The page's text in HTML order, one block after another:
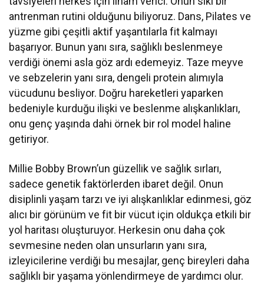
antrenman rutini olduğunu biliyoruz. Dans, Pilates ve
yüzme gibi çeşitli aktif yaşantılarla fit kalmayı
başarıyor. Bunun yanı sıra, sağlıklı beslenmeye
verdiği önemi asla göz ardı edemeyiz. Taze meyve
ve sebzelerin yanı sıra, dengeli protein alımıyla
vücudunu besliyor. Doğru hareketleri yaparken
bedeniyle kurduğu ilişki ve beslenme alışkanlıkları,
onu genç yaşında dahi örnek bir rol model haline
getiriyor.
Millie Bobby Brown’un güzellik ve sağlık sırları,
sadece genetik faktörlerden ibaret değil. Onun
disiplinli yaşam tarzı ve iyi alışkanlıklar edinmesi, göz
alıcı bir görünüm ve fit bir vücut için oldukça etkili bir
yol haritası oluşturuyor. Herkesin onu daha çok
sevmesine neden olan unsurların yanı sıra,
izleyicilerine verdiği bu mesajlar, genç bireyleri daha
sağlıklı bir yaşama yönlendirmeye de yardımcı olur.